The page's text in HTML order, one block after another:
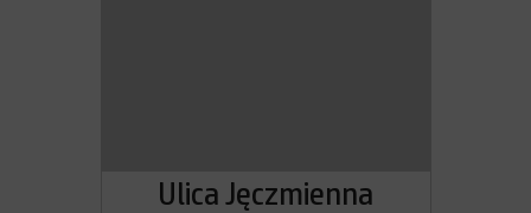
Ulica Jęczmienna